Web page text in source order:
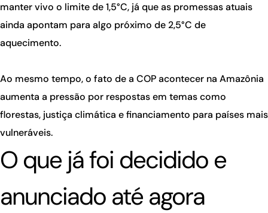
manter vivo o limite de 1,5°C, já que as promessas atuais
ainda apontam para algo próximo de 2,5°C de
aquecimento.
Ao mesmo tempo, o fato de a COP acontecer na Amazônia
aumenta a pressão por respostas em temas como
florestas, justiça climática e financiamento para países mais
vulneráveis.
O que já foi decidido e
anunciado até agora